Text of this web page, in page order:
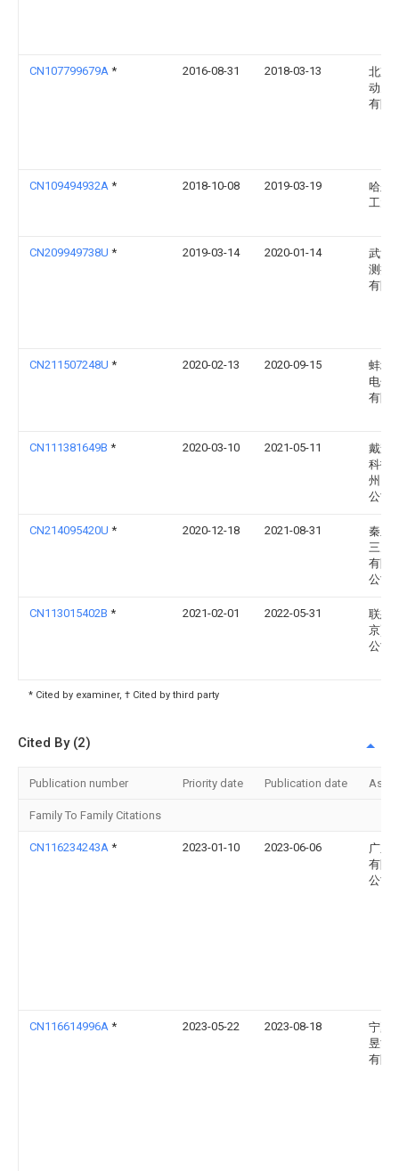
CN107799679A * 2016-08-31 2018-03-13
北京
动力
有限
CN109494932A * 2018-10-08 2019-03-19
哈尔
工大
CN209949738U * 2019-03-14 2020-01-14
武汉
测控
有限
CN211507248U * 2020-02-13 2020-09-15
蚌埠
电子
有限
CN111381649B * 2020-03-10 2021-05-11
戴森
科技
州）
公司
CN214095420U * 2020-12-18 2021-08-31
秦皇
三力
有限
公司
CN113015402B * 2021-02-01 2022-05-31
联想(
京)有
公司
* Cited by examiner, † Cited by third party
Cited By (2)
Publication number Priority date Publication date
Family To Family Citations
CN116234243A * 2023-01-10 2023-06-06
广东
有限
公司
CN116614996A * 2023-05-22 2023-08-18
宁夏
昱能
有限